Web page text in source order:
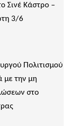
Σινέ Κάστρο –
3/6
Πολιτισμού
με την μη
στο